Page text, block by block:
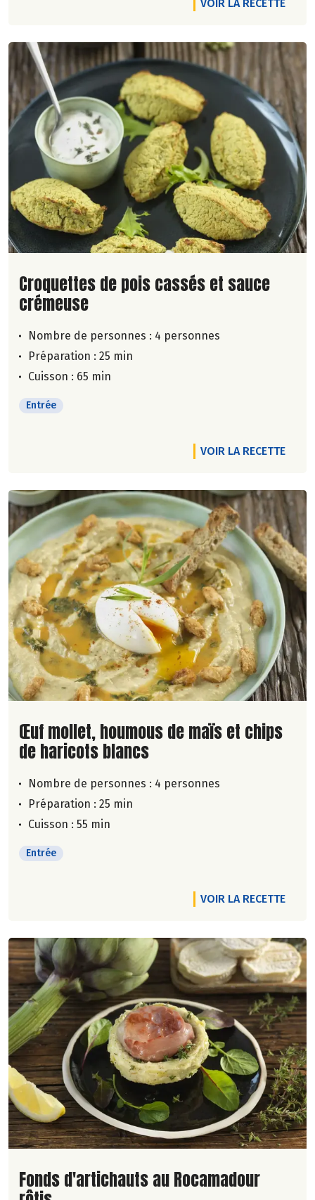
VOIR LA RECETTE
Lire la suite de la recette
Croquettes de pois cassés et sauce
crémeuse
Nombre de personnes : 4 personnes
Préparation : 25 min
Cuisson : 65 min
Entrée
VOIR LA RECETTE
Lire la suite de la recette
Œuf mollet, houmous de maïs et chips
de haricots blancs
Nombre de personnes : 4 personnes
Préparation : 25 min
Cuisson : 55 min
Entrée
VOIR LA RECETTE
Lire la suite de la recette
Fonds d'artichauts au Rocamadour